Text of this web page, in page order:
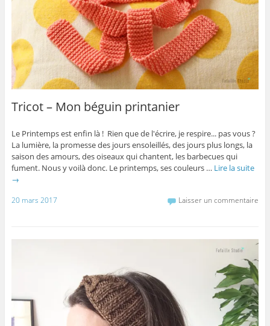
Tricot – Mon béguin printanier
Le Printemps est enfin là ! Rien que de l'écrire, je respire... pas vous ?
La lumière, la promesse des jours ensoleillés, des jours plus longs, la
saison des amours, des oiseaux qui chantent, les barbecues qui
fument. Nous y voilà donc. Le printemps, ses couleurs … Lire la suite
→
20 mars 2017 Laisser un commentaire